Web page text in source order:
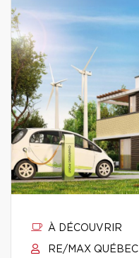
À DÉCOUVRIR
RE/MAX QUÉBEC